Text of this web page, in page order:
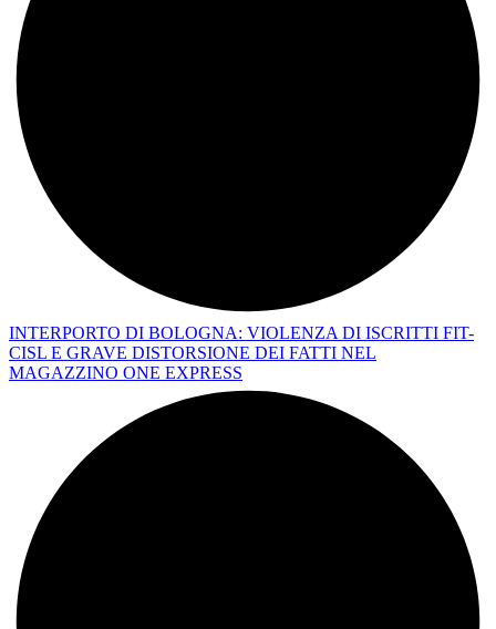
INTERPORTO DI BOLOGNA: VIOLENZA DI ISCRITTI FIT-
CISL E GRAVE DISTORSIONE DEI FATTI NEL
MAGAZZINO ONE EXPRESS